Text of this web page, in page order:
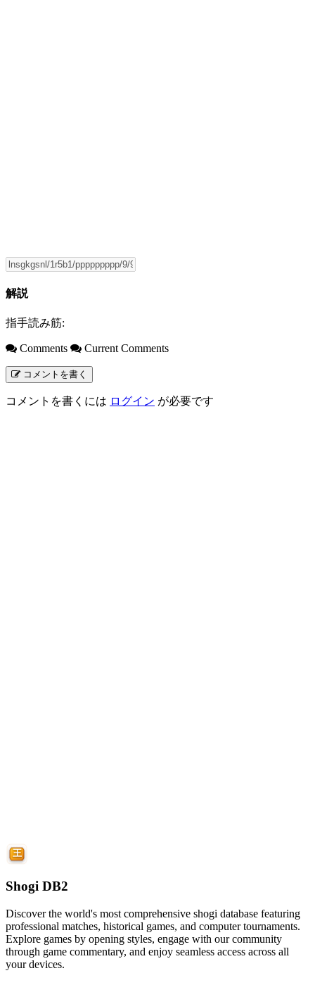
解説
指手読み筋:
Comments Current Comments
コメントを書く
コメントを書くには ログイン が必要です
Shogi DB2
Discover the world's most comprehensive shogi database featuring
professional matches, historical games, and computer tournaments.
Explore games by opening styles, engage with our community
through game commentary, and enjoy seamless access across all
your devices.